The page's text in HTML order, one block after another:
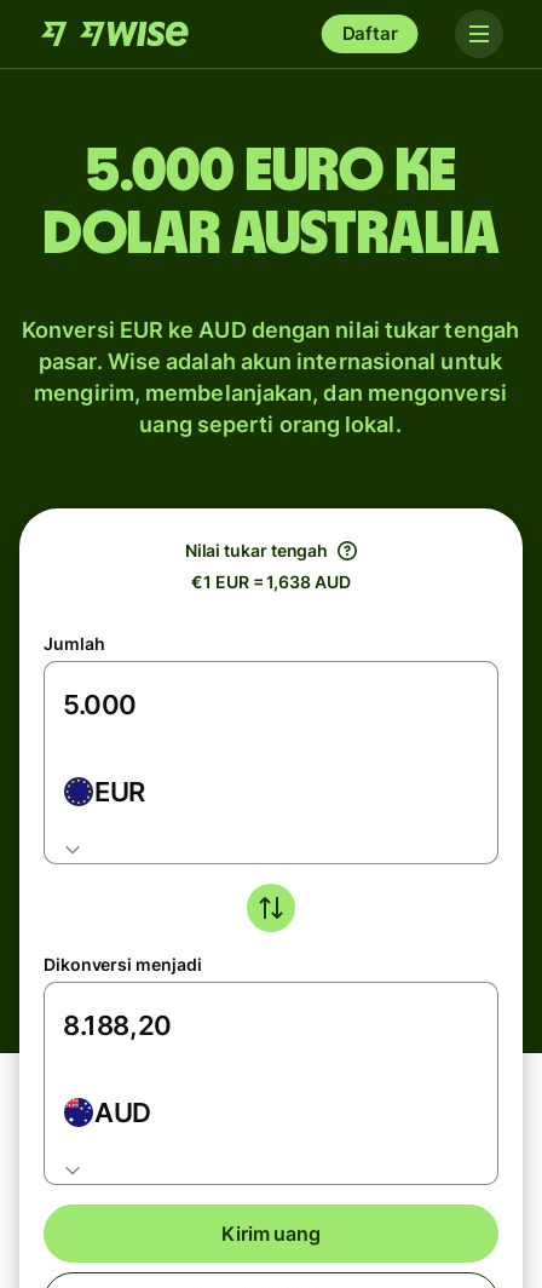
Daftar
5.000 euro ke
dolar Australia
Konversi EUR ke AUD dengan nilai tukar tengah
pasar. Wise adalah akun internasional untuk
mengirim, membelanjakan, dan mengonversi
uang seperti orang lokal.
Nilai tukar tengah
€1 EUR = 1,638 AUD
Jumlah
EUR
Dikonversi menjadi
AUD
Kirim uang